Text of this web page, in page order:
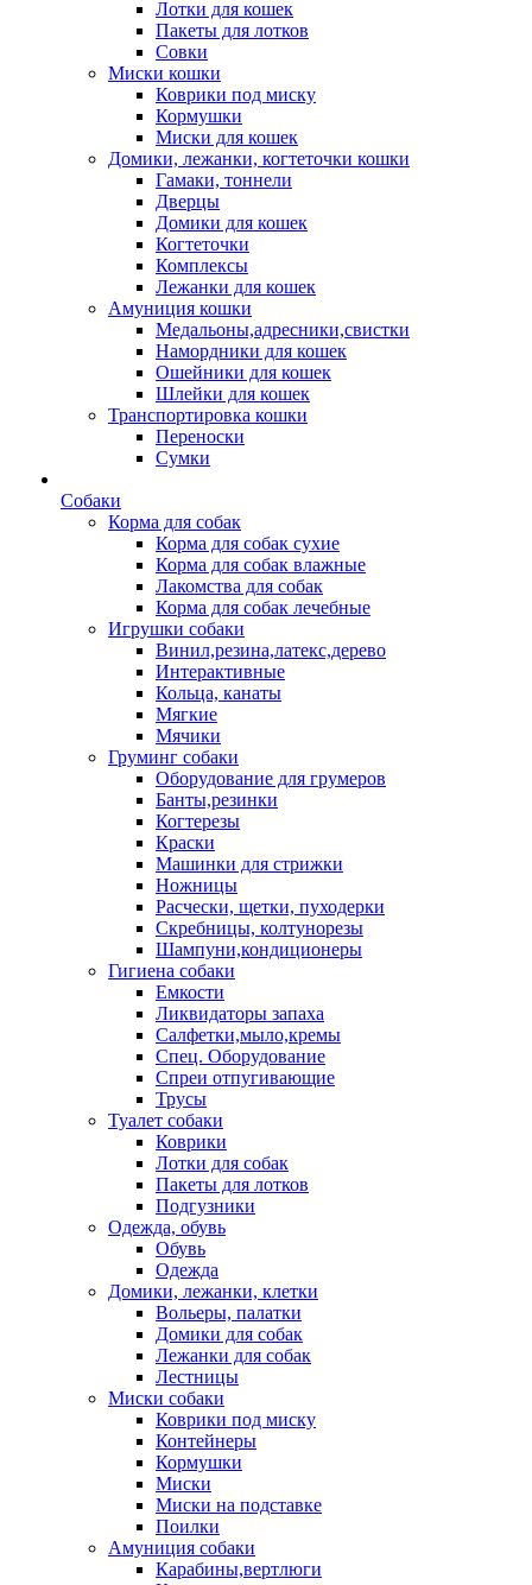
Лотки для кошек
Пакеты для лотков
Совки
Миски кошки
Коврики под миску
Кормушки
Миски для кошек
Домики, лежанки, когтеточки кошки
Гамаки, тоннели
Дверцы
Домики для кошек
Когтеточки
Комплексы
Лежанки для кошек
Амуниция кошки
Медальоны,адресники,свистки
Намордники для кошек
Ошейники для кошек
Шлейки для кошек
Транспортировка кошки
Переноски
Сумки
Собаки
Корма для собак
Корма для собак сухие
Корма для собак влажные
Лакомства для собак
Корма для собак лечебные
Игрушки собаки
Винил,резина,латекс,дерево
Интерактивные
Кольца, канаты
Мягкие
Мячики
Груминг собаки
Оборудование для грумеров
Банты,резинки
Когтерезы
Краски
Машинки для стрижки
Ножницы
Расчески, щетки, пуходерки
Скребницы, колтунорезы
Шампуни,кондиционеры
Гигиена собаки
Емкости
Ликвидаторы запаха
Салфетки,мыло,кремы
Спец. Оборудование
Спреи отпугивающие
Трусы
Туалет собаки
Коврики
Лотки для собак
Пакеты для лотков
Подгузники
Одежда, обувь
Обувь
Одежда
Домики, лежанки, клетки
Вольеры, палатки
Домики для собак
Лежанки для собак
Лестницы
Миски собаки
Коврики под миску
Контейнеры
Кормушки
Миски
Миски на подставке
Поилки
Амуниция собаки
Карабины,вертлюги